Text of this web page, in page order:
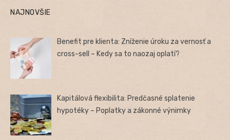
NAJNOVŠIE
Benefit pre klienta: Zníženie úroku za vernosť a
cross-sell – Kedy sa to naozaj oplatí?
Kapitálová flexibilita: Predčasné splatenie
hypotéky – Poplatky a zákonné výnimky